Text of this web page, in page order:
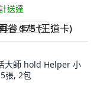
送達
$75 (王道卡)
大師 hold Helper 小
張, 2包